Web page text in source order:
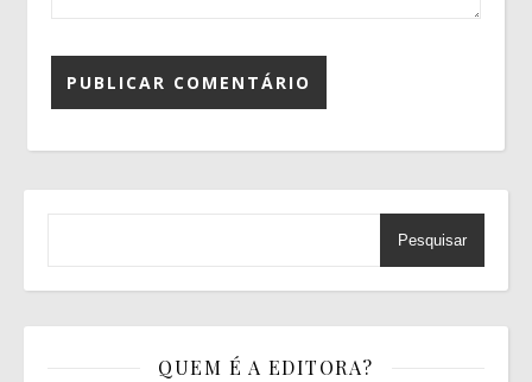
Pesquisar
QUEM É A EDITORA?